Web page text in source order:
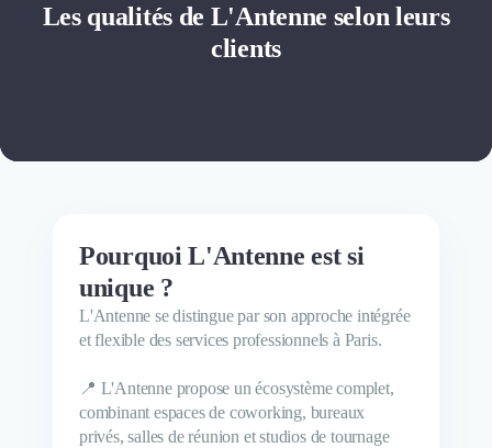
Les qualités de L'Antenne selon leurs
clients
Pourquoi L'Antenne est si
unique ?
L'Antenne se distingue par son approche intégrée
et flexible des services professionnels à Paris.
📍 L'Antenne propose un écosystème complet,
combinant espaces de coworking, bureaux
privés, salles de réunion et studios de tournage